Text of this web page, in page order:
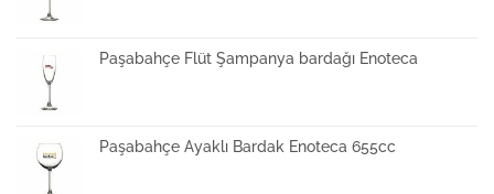
Paşabahçe Flüt Şampanya bardağı Enoteca
Paşabahçe Ayaklı Bardak Enoteca 655cc